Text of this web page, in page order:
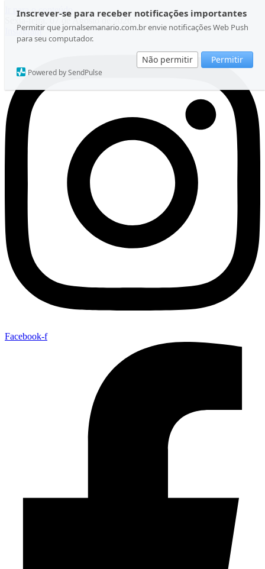
Inscrever-se para receber notificações importantes
Permitir que jornalsemanario.com.br envie notificações Web Push
para seu computador.
Não permitir Permitir
Powered by SendPulse
Ir para o conteúdo
Sexta-feira, 07 de Agosto de 2026
Instagram
Facebook-f